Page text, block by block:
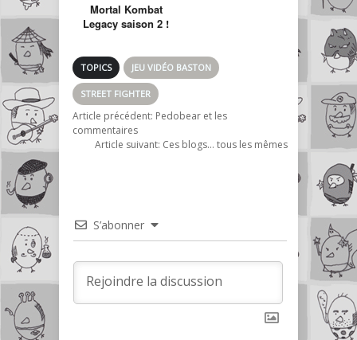
Mortal Kombat
Legacy saison 2 !
TOPICS JEU VIDÉO BASTON
STREET FIGHTER
Article précédent: Pedobear et les
commentaires
Article suivant: Ces blogs… tous les mêmes
S’abonner